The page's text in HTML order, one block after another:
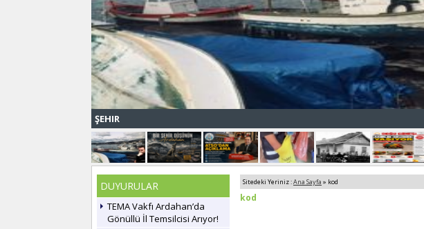
ŞEHIR
DUYURULAR
TEMA Vakfı Ardahan’da
Gönüllü İl Temsilcisi Arıyor!
Sitedeki Yeriniz :Ana Sayfa » kod
kod